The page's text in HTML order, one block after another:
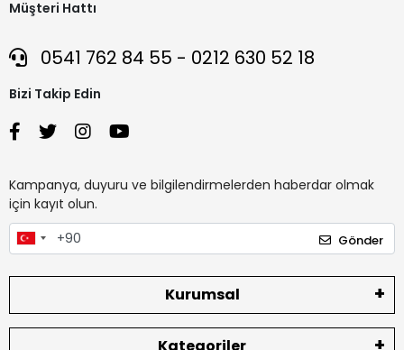
Müşteri Hattı
0541 762 84 55 - 0212 630 52 18
Bizi Takip Edin
Kampanya, duyuru ve bilgilendirmelerden haberdar olmak
için kayıt olun.
Gönder
Kurumsal